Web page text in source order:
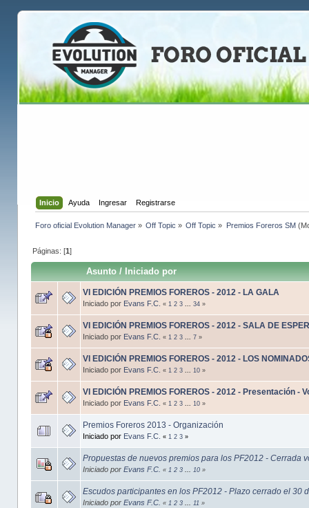
Inicio Ayuda Ingresar Registrarse
Foro oficial Evolution Manager» Off Topic » Off Topic » Premios Foreros SM
Páginas: [1]
Asunto/ Iniciado por
VI EDICIÓN PREMIOS FOREROS - 2012 - LA GALA
Iniciado por Evans F.C. « 1 2 3 34»
VI EDICIÓN PREMIOS FOREROS - 2012 - SALA DE
Iniciado por Evans F.C. « 1 2 3 7»
VI EDICIÓN PREMIOS FOREROS - 2012 - LOS
Iniciado por Evans F.C. « 1 2 3 10»
VI EDICIÓN PREMIOS FOREROS - 2012 - Presentación -
Iniciado por Evans F.C. « 1 2 3 10»
Premios Foreros 2013 - Organización
Iniciado por Evans F.C. « 1 2 3»
Propuestas de nuevos premios para los PF2012 - Cerrada
Iniciado por Evans F.C. « 1 2 3 10»
Escudos participantes en los PF2012 - Plazo cerrado el 30
Iniciado por Evans F.C. « 1 2 3 11 »